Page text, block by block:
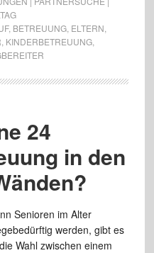
, BETREUUNG, ELTERN
KINDERBETREUUNG,
24
in den
Senioren im Alter
werden, gibt es
Wahl zwischen einem